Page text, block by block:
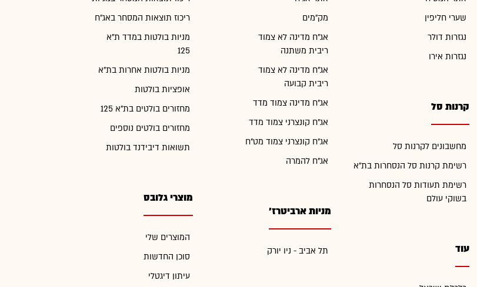
שערי חליפין
נגזרות דולר
נגזרות אירו
קרנות סל
מחשבונים לקרנות סל
רשימת קרנות סל הנסחרות בת"א
רשימת תעודות סל הנסחרות
בשוקי עולם
עוד
מק"מים
אג"ח מדינה לא צמוד
ריבית משתנה
אג"ח מדינה לא צמוד
ריבית קבועה
אג"ח מדינה צמוד מדד
אג"ח קונצרני צמוד מדד
אג"ח קונצרני צמוד מט"ח
אג"ח להמרה
מניות ארביטרז'
תל אביב - ניו יורק
ריכוז תוצאות המסחר באג"ח
מניות בולטות במדד ת"א
125
מניות בולטות אחרות בת"א
אופציות בולטות
מחזורים בולטים בת"א 125
מחזורים בולטים נוספים
תשואות דיבידנד בולטות
מוצרי גלובס
המוצרים שלי
סוכן החדשות
עיתון דיגטלי